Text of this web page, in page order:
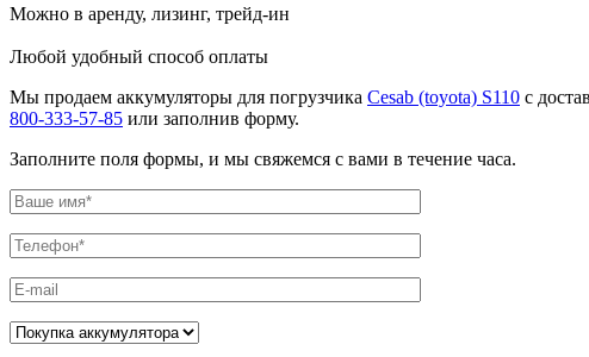
Можно в аренду, лизинг, трейд-ин
Любой удобный способ оплаты
Мы продаем аккумуляторы для погрузчика Cesab (toyota) S110 с
800-333-57-85 или заполнив форму.
Заполните поля формы, и мы свяжемся с вами в течение часа.